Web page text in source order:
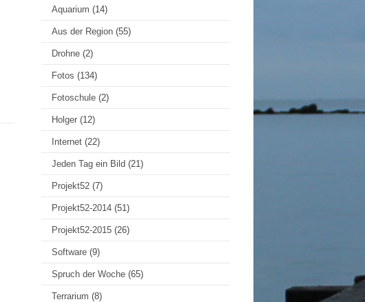
Aquarium (14)
Aus der Region (55)
Drohne (2)
Fotos (134)
Fotoschule (2)
Holger (12)
Internet (22)
Jeden Tag ein Bild (21)
Projekt52 (7)
Projekt52-2014 (51)
Projekt52-2015 (26)
Software (9)
Spruch der Woche (65)
Terrarium (8)